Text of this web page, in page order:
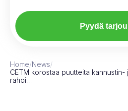
Pyydä
Home/News/
CETM korostaa puutteita
rahoi…